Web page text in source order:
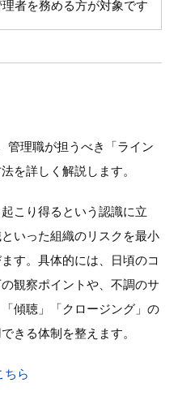
者を務める方が対象です
管理職が担うべき「ライン
を詳しく解説します。
こり得るという認識に立
いった組織のリスクを最小
す。具体的には、日頃のコ
観察ポイントや、不調のサ
傾聴」「クロージング」の
きる体制を整えます。
ちら